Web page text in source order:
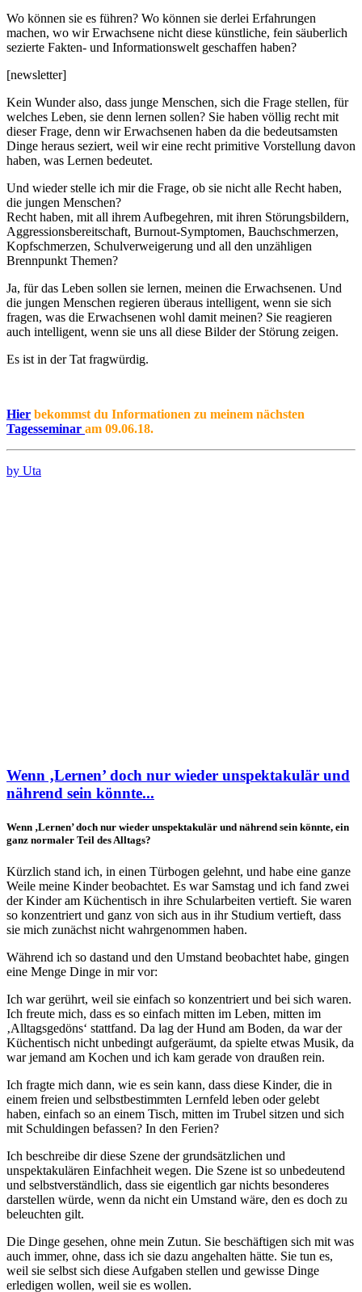
Wo können sie es führen? Wo können sie derlei Erfahrungen
machen, wo wir Erwachsene nicht diese künstliche, fein säuberlich
sezierte Fakten- und Informationswelt geschaffen haben?
[newsletter]
Kein Wunder also, dass junge Menschen, sich die Frage stellen, für
welches Leben, sie denn lernen sollen? Sie haben völlig recht mit
dieser Frage, denn wir Erwachsenen haben da die bedeutsamsten
Dinge heraus seziert, weil wir eine recht primitive Vorstellung davon
haben, was Lernen bedeutet.
Und wieder stelle ich mir die Frage, ob sie nicht alle Recht haben,
die jungen Menschen?
Recht haben, mit all ihrem Aufbegehren, mit ihren Störungsbildern,
Aggressionsbereitschaft, Burnout-Symptomen, Bauchschmerzen,
Kopfschmerzen, Schulverweigerung und all den unzähligen
Brennpunkt Themen?
Ja, für das Leben sollen sie lernen, meinen die Erwachsenen. Und
die jungen Menschen regieren überaus intelligent, wenn sie sich
fragen, was die Erwachsenen wohl damit meinen? Sie reagieren
auch intelligent, wenn sie uns all diese Bilder der Störung zeigen.
Es ist in der Tat fragwürdig.
Hier bekommst du Informationen zu meinem nächsten
Tagesseminar am 09.06.18.
by Uta
Wenn ‚Lernen’ doch nur wieder unspektakulär und
nährend sein könnte...
Wenn ‚Lernen’ doch nur wieder unspektakulär und nährend sein könnte, ein
ganz normaler Teil des Alltags?
Kürzlich stand ich, in einen Türbogen gelehnt, und habe eine ganze
Weile meine Kinder beobachtet. Es war Samstag und ich fand zwei
der Kinder am Küchentisch in ihre Schularbeiten vertieft. Sie waren
so konzentriert und ganz von sich aus in ihr Studium vertieft, dass
sie mich zunächst nicht wahrgenommen haben.
Während ich so dastand und den Umstand beobachtet habe, gingen
eine Menge Dinge in mir vor:
Ich war gerührt, weil sie einfach so konzentriert und bei sich waren.
Ich freute mich, dass es so einfach mitten im Leben, mitten im
‚Alltagsgedöns‘ stattfand. Da lag der Hund am Boden, da war der
Küchentisch nicht unbedingt aufgeräumt, da spielte etwas Musik, da
war jemand am Kochen und ich kam gerade von draußen rein.
Ich fragte mich dann, wie es sein kann, dass diese Kinder, die in
einem freien und selbstbestimmten Lernfeld leben oder gelebt
haben, einfach so an einem Tisch, mitten im Trubel sitzen und sich
mit Schuldingen befassen? In den Ferien?
Ich beschreibe dir diese Szene der grundsätzlichen und
unspektakulären Einfachheit wegen. Die Szene ist so unbedeutend
und selbstverständlich, dass sie eigentlich gar nichts besonderes
darstellen würde, wenn da nicht ein Umstand wäre, den es doch zu
beleuchten gilt.
Die Dinge gesehen, ohne mein Zutun. Sie beschäftigen sich mit was
auch immer, ohne, dass ich sie dazu angehalten hätte. Sie tun es,
weil sie selbst sich diese Aufgaben stellen und gewisse Dinge
erledigen wollen, weil sie es wollen.